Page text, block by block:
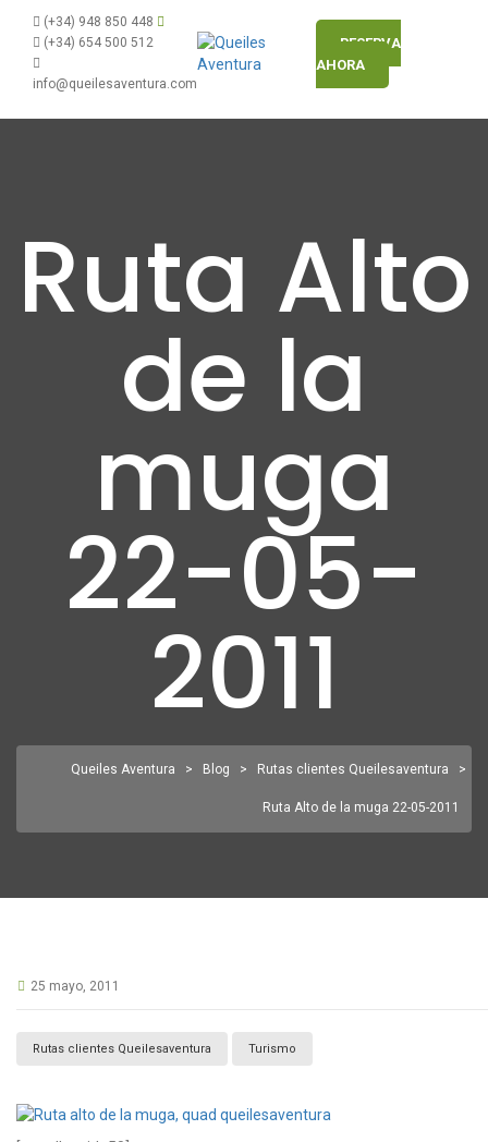
(+34) 948 850 448
(+34) 654 500 512
info@queilesaventura.com
RESERVA
AHORA
Ruta Alto
de la
muga
22-05-
2011
Queiles Aventura > Blog > Rutas clientes Queilesaventura >
Ruta Alto de la muga 22-05-2011
25 mayo, 2011
Rutas clientes Queilesaventura Turismo